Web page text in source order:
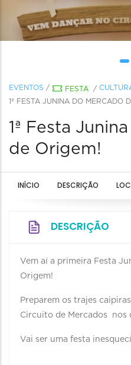
EVENTOS / FESTA /
1ª FESTA JUNINA DO MERCADO
1ª Festa
de Origem!
INÍCIO DESCRIÇÃO
DESCRIÇÃO
Vem aí a primeira Festa
Origem!
Preparem os trajes
Circuito de Mercados nos
Vai ser uma festa